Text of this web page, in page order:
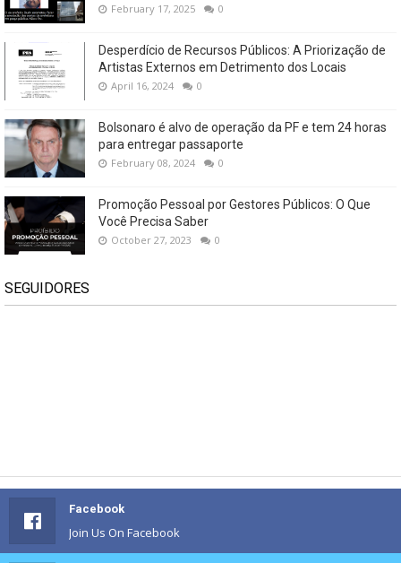
February 17, 2025 0
Desperdício de Recursos Públicos: A Priorização de
Artistas Externos em Detrimento dos Locais
April 16, 2024 0
Bolsonaro é alvo de operação da PF e tem 24 horas
para entregar passaporte
February 08, 2024 0
Promoção Pessoal por Gestores Públicos: O Que
Você Precisa Saber
October 27, 2023 0
SEGUIDORES
Facebook
Join Us On Facebook